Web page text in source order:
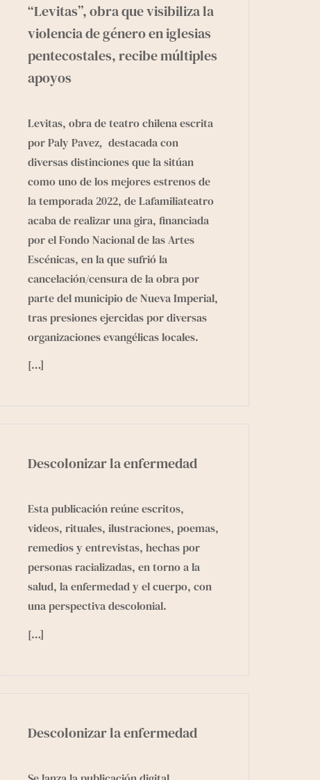
“Levitas”, obra que visibiliza la
violencia de género en iglesias
pentecostales, recibe múltiples
apoyos
Levitas, obra de teatro chilena escrita
por Paly Pavez, destacada con
diversas distinciones que la sitúan
como uno de los mejores estrenos de
la temporada 2022, de Lafamiliateatro
acaba de realizar una gira, financiada
por el Fondo Nacional de las Artes
Escénicas, en la que sufrió la
cancelación/censura de la obra por
parte del municipio de Nueva Imperial,
tras presiones ejercidas por diversas
organizaciones evangélicas locales.
[…]
Descolonizar la enfermedad
Esta publicación reúne escritos,
videos, rituales, ilustraciones, poemas,
remedios y entrevistas, hechas por
personas racializadas, en torno a la
salud, la enfermedad y el cuerpo, con
una perspectiva descolonial.
[…]
Descolonizar la enfermedad